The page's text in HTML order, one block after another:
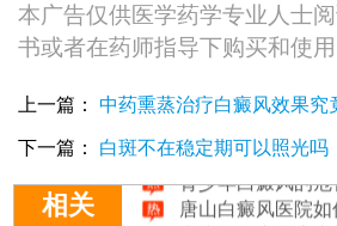
本广告仅供医学药学专业人士
书或者在药师指导下购买和使用
上一篇： 中药熏蒸治疗白癜风效果究
下一篇： 白斑不在稳定期可以照光吗
相关
青少年白癜风什
青少年白癜风的危
唐山白癜风医院如
青少年白癜风患